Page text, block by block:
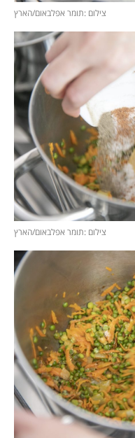
צילום :תומר אפלבאום/הארץ
צילום :תומר אפלבאום/הארץ